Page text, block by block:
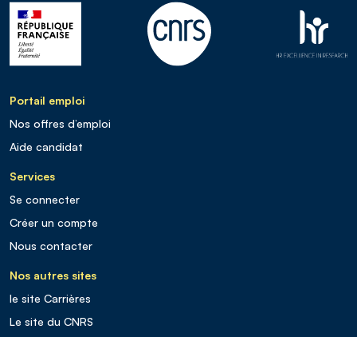
Portail emploi
Nos offres d’emploi
Aide candidat
Services
Se connecter
Créer un compte
Nous contacter
Nos autres sites
le site Carrières
Le site du CNRS